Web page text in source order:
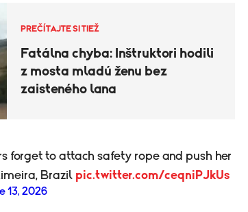
PREČÍTAJTE SI TIEŽ
Fatálna chyba: Inštruktori hodili
z mosta mladú ženu bez
zaisteného lana
forget to attach safety rope and push her
Brazil pic.twitter.com/ceqniPJkUs
13, 2026